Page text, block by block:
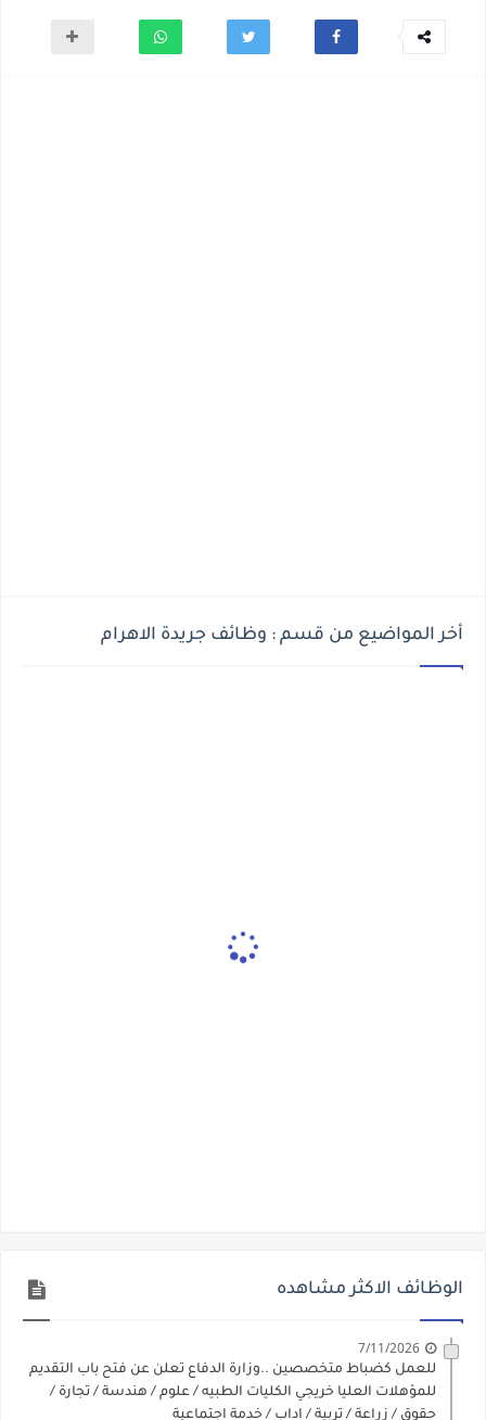
أخر المواضيع من قسم : وظائف جريدة الاهرام
الوظائف الاكثر مشاهده
7/11/2026
للعمل كضباط متخصصين ..وزارة الدفاع تعلن عن فتح باب التقديم
للمؤهلات العليا خريجي الكليات الطبيه / علوم / هندسة / تجارة /
حقوق / زراعة / تربية / اداب / خدمة اجتماعية